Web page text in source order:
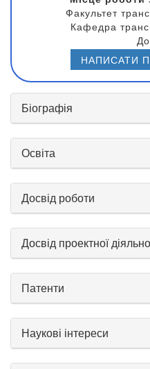
Факультет
Кафедра
НАПИСАТИ
Біографія
Освіта
Досвід роботи
Досвід проектної
Патенти
Наукові інтереси